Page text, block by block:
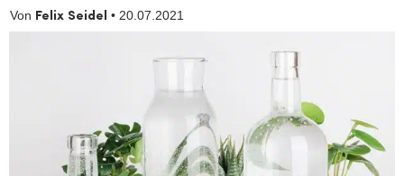
Von Felix Seidel • 20.07.2021